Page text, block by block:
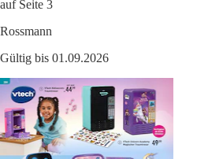
auf Seite 3
Rossmann
Gültig bis 01.09.2026